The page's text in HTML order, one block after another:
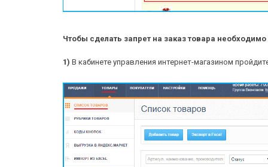
Чтобы сделать запрет на заказ товара
1) В кабинете управления интернет-магазином